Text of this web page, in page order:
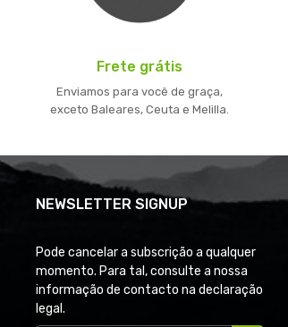
Frete grátis
Enviamos para você de graça,
exceto Baleares, Ceuta e Melilla.
NEWSLETTER SIGNUP
Pode cancelar a subscrição a qualquer
momento. Para tal, consulte a nossa
informação de contacto na declaração
legal.